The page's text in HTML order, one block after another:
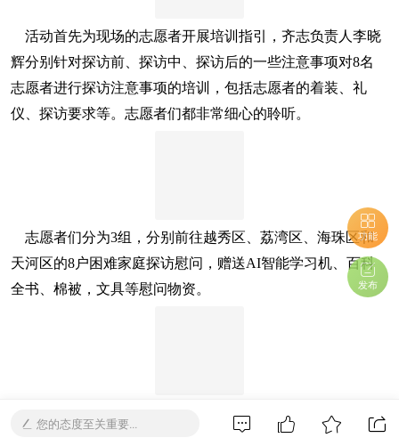
活动首先为现场的志愿者开展培训指引，齐志负责人李晓
辉分别针对探访前、探访中、探访后的一些注意事项对8名
志愿者进行探访注意事项的培训，包括志愿者的着装、礼
仪、探访要求等。志愿者们都非常细心的聆听。
志愿者们分为3组，分别前往越秀区、荔湾区、海珠区和
天河区的8户困难家庭探访慰问，赠送AI智能学习机、百科
全书、棉被，文具等慰问物资。
唯品会志愿者小符分享到：“今天参加这个活动感受挺深
的，首先是齐志这边的时间安排比较紧凑，都非常合理，探
您的态度至关重要...
功能
发布